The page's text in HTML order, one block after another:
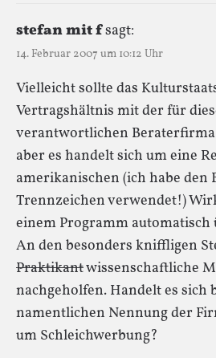
stefan mit fsagt:
14. Februar 2007 um 10:12 Uhr
Vielleicht sollte das
Vertragshältnis mit der für
verantwortlichen
aber es handelt sich um eine
amerikanischen (ich habe den
Trennzeichen verwendet!)
einem Programm automatisch
An den besonders kniffligen
Praktikantwissenschaftliche
nachgeholfen. Handelt es sich
namentlichen Nennung der
um Schleichwerbung?